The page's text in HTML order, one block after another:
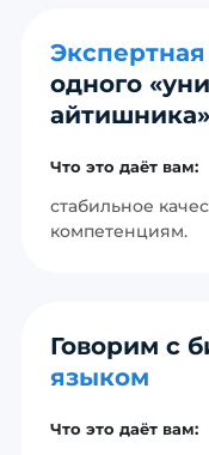
одного
айтишника»
Что это даёт вам:
стабильное
компетенциям.
Говорим с
языком
Что это даёт вам: